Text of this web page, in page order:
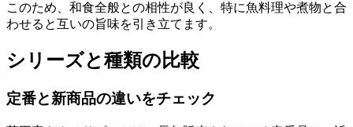
このため、和食全般との相性が良く、特に魚料理や煮物と合
わせると互いの旨味を引き立てます。
シリーズと種類の比較
定番と新商品の違いをチェック